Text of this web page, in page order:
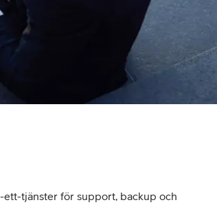
tjänster för support, backup och